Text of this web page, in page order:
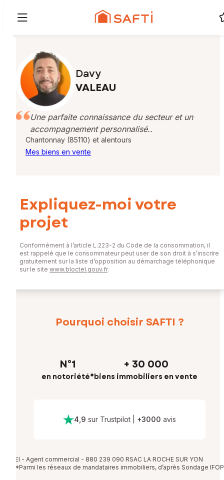
Davy
VALEAU
Une parfaite connaissance du secteur et un
accompagnement personnalisé..
Chantonnay (85110) et alentours
Mes biens en vente
Pourquoi choisir SAFTI ?
N°1
en notoriété*
+ 30 000
biens immobiliers en vente
4,9 sur Trustpilot| +3000 avis
EI - Agent commercial - 880 239 090 RSAC LA ROCHE SUR YON
*Parmi les réseaux de mandataires immobiliers, d’après Sondage IFOP
Expliquez-moi votre
projet
Conformément à l’article L.223-2 du Code de la consommation, il
est rappelé que le consommateur peut user de son droit à s’inscrire
gratuitement sur la liste d’opposition au démarchage téléphonique
sur le site www.bloctel.gouv.fr.